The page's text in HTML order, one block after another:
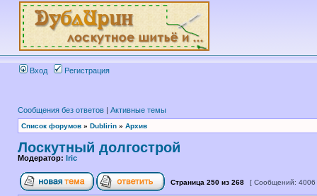
Вход Регистрация
Сообщения без ответов | Активные темы
Список форумов » Dublirin » Архив
Лоскутный долгострой
Модератор: Iric
Страница 250 из 268 [ Сообщений: